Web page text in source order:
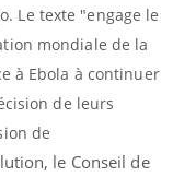
Le texte "engage le
mondiale de la
à Ebola à continuer
de leurs
de
le Conseil de